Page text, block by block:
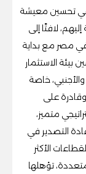
في تحسين معيشة
لافتًا إلى
في مصر مع بداية
بيئة الاستثمار
خاصة
على
متميز،
التصدير في
الأكثر
تؤهلها